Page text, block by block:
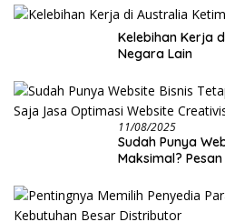
Kelebihan Kerja
Negara Lain
11/08/2025
Sudah Punya
Maksimal?